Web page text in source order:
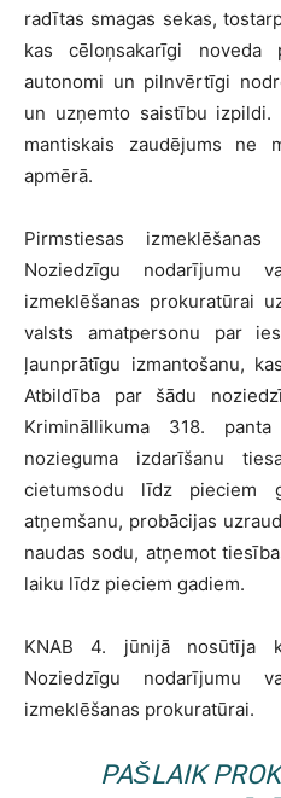
radītas smagas sekas,
kas cēloņsakarīgi noveda
autonomi un pilnvērtīgi
un uzņemto saistību izpildi.
mantiskais zaudējums ne
apmērā.
Pirmstiesas
Noziedzīgu nodarījumu
izmeklēšanas prokuratūrai
valsts amatpersonu par
ļaunprātīgu izmantošanu,
Atbildība par šādu
Krimināllikuma 318.
nozieguma izdarīšanu
cietumsodu līdz pieciem
atņemšanu, probācijas
naudas sodu, atņemot
laiku līdz pieciem gadiem.
KNAB 4. jūnijā nosūtīja
Noziedzīgu nodarījumu
izmeklēšanas prokuratūrai.
PAŠLAIK